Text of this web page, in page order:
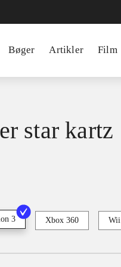
Bøger Artikler Film
star kartz
3 Xbox 360 Wii